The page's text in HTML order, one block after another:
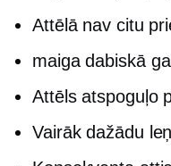
Attēlā nav citu
maiga dabiskā
Attēls atspoguļo
Vairāk dažādu